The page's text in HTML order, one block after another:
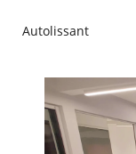
Autolissant